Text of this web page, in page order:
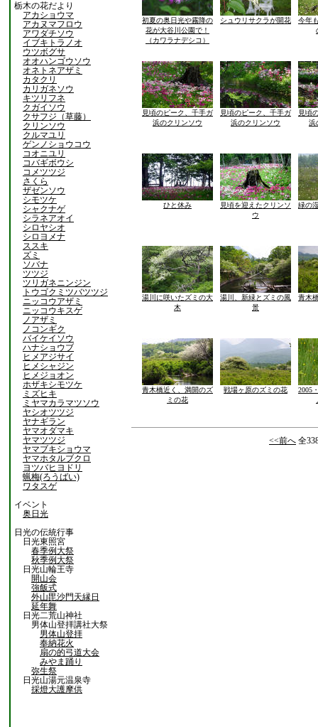
栃木の花だより
アカショウマ
アカヌマフロウ
アワダチソウ
イブキトラノオ
ウツボグサ
オオハンゴウソウ
オネトネアザミ
カタクリ
カリガネソウ
キツリフネ
クガイソウ
クサフジ（草藤）
クリンソウ
クルマユリ
ゲンノショウコウ
コオニユリ
コバギボウシ
コメツツジ
さくら
ザゼンソウ
シモツケ
シャクナゲ
シラネアオイ
シロヤシオ
シロヨメナ
ススキ
ズミ
ソバナ
ツツジ
ツリガネニンジン
トウゴクミツバツツジ
ニッコウアザミ
ニッコウキスゲ
ノアザミ
ノコンギク
バイケイソウ
ハナショウブ
ヒメアジサイ
ヒメシャジン
ヒメジョオン
ホザキシモツケ
ミズヒキ
ミヤマカラマツソウ
ヤシオツツジ
ヤナギラン
ヤマオダマキ
ヤマツツジ
ヤマブキショウマ
ヤマホタルブクロ
ヨツバヒヨドリ
蝋梅(ろうばい)
ワタスゲ
イベント
奥日光
日光の伝統行事
日光東照宮
春季例大祭
秋季例大祭
日光山輪王寺
開山会
強飯式
外山毘沙門天縁日
延年舞
日光二荒山神社
男体山登拝講社大祭
男体山登拝
奉納花火
扇の的弓道大会
みやま踊り
弥生祭
日光山湯元温泉寺
採燈大護摩供
初夏の奥日光や霧降の
花が大谷川公園で！
（カワラナデシコ）
シュウリサクラが開花
今年
見頃のピーク、千手ガ
浜のクリンソウ
見頃のピーク、千手ガ
浜のクリンソウ
見頃
浜
ひと休み
見頃を迎えたクリンソ
ウ
緑の
湯川に咲いたズミの大
木
湯川、新緑とズミの風
景
青木
青木橋近く、満開のズ
ミの花
戦場ヶ原のズミの花
2005
<<前へ 全